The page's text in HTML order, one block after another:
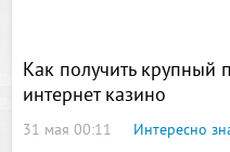
Как получить крупный
интернет казино
31 мая 00:11
Интересно